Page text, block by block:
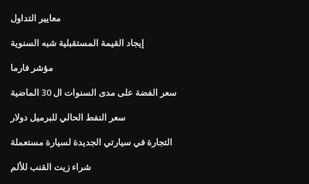
معايير التداول
إيجاد القيمة المستقبلية شبه السنوية
مؤشر فارما
سعر الفضة على مدى السنوات ال 30 الماضية
سعر النفط الحالي للبرميل دولار
التجارة في سيارتي الجديدة لسيارة مستعملة
شراء زيت القنب للألم